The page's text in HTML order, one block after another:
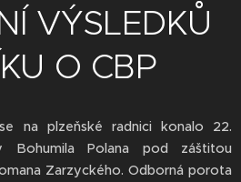
VÝSLEDKŮ
O CBP
na plzeňské radnici konalo 22.
Bohumila Polana pod záštitou
Zarzyckého. Odborná porota